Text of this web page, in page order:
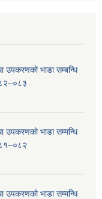
उपकरणको भाडा सम्बन्धि
उपकरणको भाडा सम्मन्धि
उपकरणको भाडा सम्मन्धि